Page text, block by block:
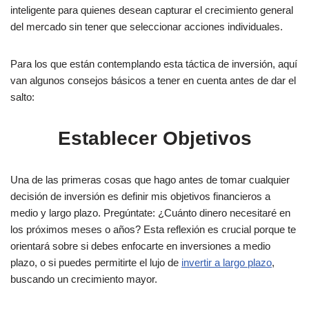
inteligente para quienes desean capturar el crecimiento general
del mercado sin tener que seleccionar acciones individuales.
Para los que están contemplando esta táctica de inversión, aquí
van algunos consejos básicos a tener en cuenta antes de dar el
salto:
Establecer Objetivos
Una de las primeras cosas que hago antes de tomar cualquier
decisión de inversión es definir mis objetivos financieros a
medio y largo plazo. Pregúntate: ¿Cuánto dinero necesitaré en
los próximos meses o años? Esta reflexión es crucial porque te
orientará sobre si debes enfocarte en inversiones a medio
plazo, o si puedes permitirte el lujo de invertir a largo plazo,
buscando un crecimiento mayor.